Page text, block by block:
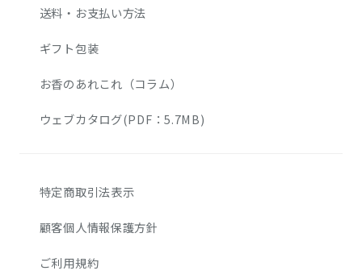
送料・お支払い方法
ギフト包装
お香のあれこれ（コラム）
ウェブカタログ(PDF：5.7MB)
特定商取引法表示
顧客個人情報保護方針
ご利用規約